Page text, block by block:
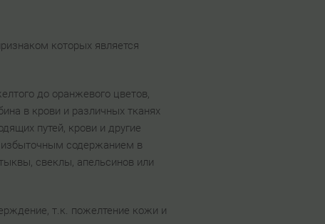
которых является
до оранжевого цветов,
в крови и различных тканях
путей, крови и другие
избыточным содержанием в
свеклы, апельсинов или
т.к. пожелтение кожи и